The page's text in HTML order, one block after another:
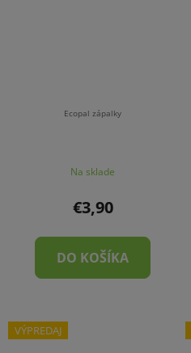
Ecopal zápalky
Na sklade
€3,90
DO KOŠÍKA
VÝPREDAJ